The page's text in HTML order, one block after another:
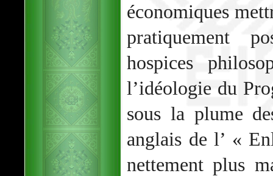
économiques
pratiquement
hospices
l’idéologie du
sous la plume
anglais de l’ «
nettement plus